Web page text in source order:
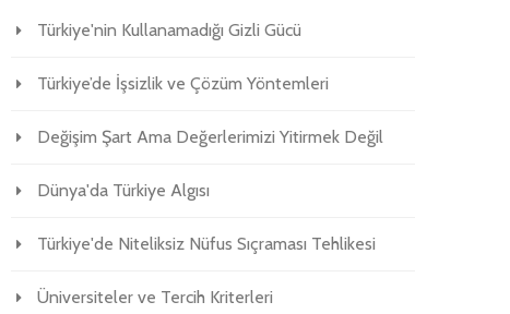
Türkiye'nin Kullanamadığı Gizli Gücü
Türkiye’de İşsizlik ve Çözüm Yöntemleri
Değişim Şart Ama Değerlerimizi Yitirmek Değil
Dünya'da Türkiye Algısı
Türkiye'de Niteliksiz Nüfus Sıçraması Tehlikesi
Üniversiteler ve Tercih Kriterleri